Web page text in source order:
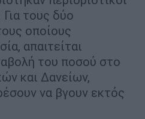
τους δύο
οποίους
απαιτείται
του ποσού στο
και Δανείων,
να βγουν εκτός